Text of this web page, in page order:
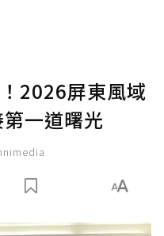
2026屏東風域
一道曙光